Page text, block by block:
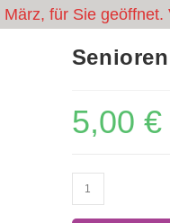
für Sie
5,00 €